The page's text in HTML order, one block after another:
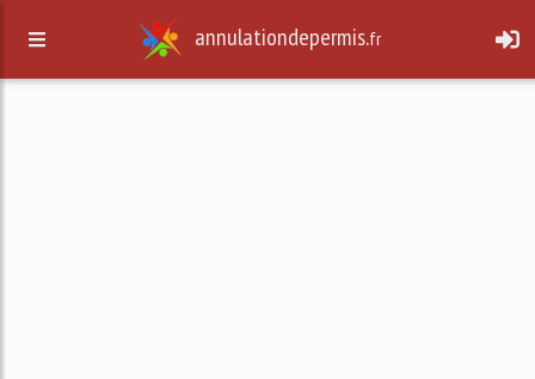
annulationdepermis.fr